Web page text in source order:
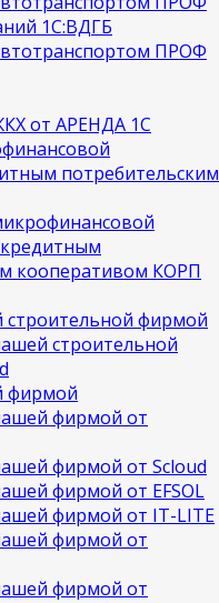
1С:ВДГБ
ПРОФ
от АРЕНДА 1С
потребительским
кооперативом КОРП
строительной фирмой
строительной
фирмой
фирмой от
фирмой от Scloud
фирмой от EFSOL
фирмой от IT-LITE
фирмой от
фирмой от